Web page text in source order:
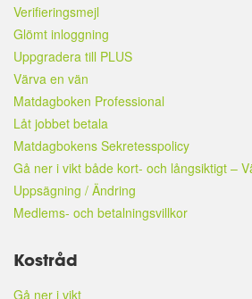
Verifieringsmejl
Glömt inloggning
Uppgradera till PLUS
Värva en vän
Matdagboken Professional
Låt jobbet betala
Matdagbokens Sekretesspolicy
Gå ner i vikt både kort- och långsiktigt –
Uppsägning / Ändring
Medlems- och betalningsvillkor
Kostråd
Gå ner i vikt